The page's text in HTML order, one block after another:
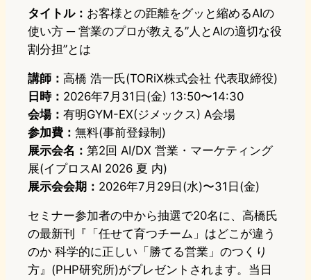
タイトル： お客様との距離をグッと縮めるAIの
使い方 ─ 営業のプロが教える”人とAIの適切な役
割分担”とは
講師： 高橋 浩一氏(TORiX株式会社 代表取締役)
日時： 2026年7月31日(金) 13:50〜14:30
会場： 有明GYM-EX(ジメックス) A会場
参加費： 無料(事前登録制)
展示会名： 第2回 AI/DX 営業・マーケティング
展(イプロスAI 2026 夏 内)
展示会会期： 2026年7月29日(水)〜31日(金)
セミナー参加者の中から抽選で20名に、高橋氏
の最新刊『「任せて育つチーム」はどこが違う
のか 科学的に正しい「勝てる営業」のつくり
方』(PHP研究所)がプレゼントされます。当日